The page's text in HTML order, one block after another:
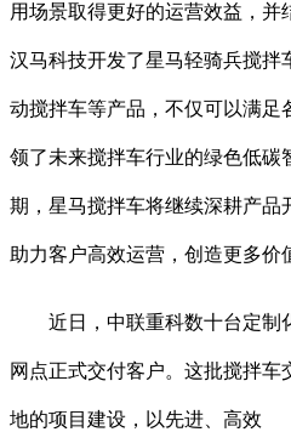
用场景取得更好的运营效益，并
汉马科技开发了星马轻骑兵搅拌
动搅拌车等产品，不仅可以满足
领了未来搅拌车行业的绿色低碳
期，星马搅拌车将继续深耕产品
助力客户高效运营，创造更多价
近日，中联重科数十台定制
网点正式交付客户。这批搅拌车
地的项目建设，以先进、高效